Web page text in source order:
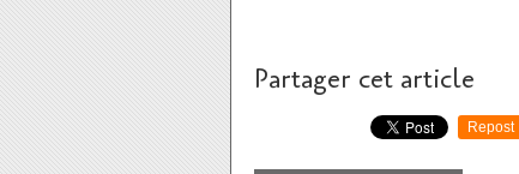
Partager cet article
Repost